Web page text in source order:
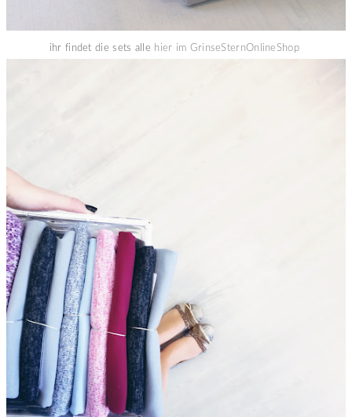
ihr findet die sets alle hier im GrinseSternOnlineShop